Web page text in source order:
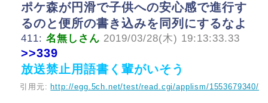
ポケ森が円滑で子供への安心感で進行す
るのと便所の書き込みを同列にするなよ
411: 名無しさん 2019/03/28(木) 19:13:33.33
>>339
放送禁止用語書く輩がいそう
引用元: http://egg.5ch.net/test/read.cgi/applism/1553679340/